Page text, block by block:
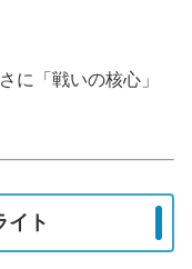
に「戦いの核心」
イト